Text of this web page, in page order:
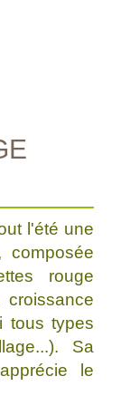
l'été une
composée
rouge
tous types
Sa
le